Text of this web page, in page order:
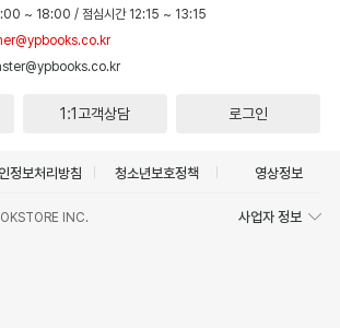
~ 18:00 / 점심시간 12:15 ~ 13:15
1:1고객상담 로그인
정보처리방침 청소년보호정책 영상정보
INC. 사업자 정보